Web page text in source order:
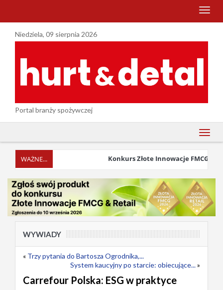
menu
Niedziela, 09 sierpnia 2026
Portal branży spożywczej
menu
Konkurs Złote Innowacje FMCG &
WYWIADY
« Trzy pytania do Bartosza Ogrodnika,...
System kaucyjny po starcie: obiecujące...»
Carrefour Polska: ESG w praktyce